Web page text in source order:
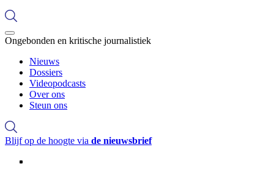
Ongebonden en kritische journalistiek
Hoofdnavigatie
Nieuws
Dossiers
Videopodcasts
Over ons
Steun ons
Blijf op de hoogte via de nieuwsbrief